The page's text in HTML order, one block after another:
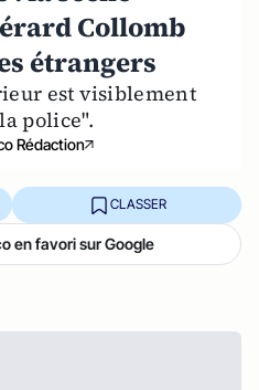
Collomb
étrangers
est visiblement
police".
Rédaction
CLASSER
en favori sur Google